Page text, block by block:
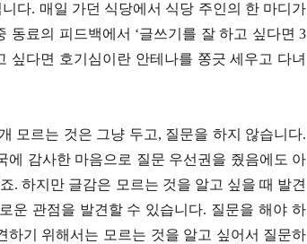
다. 매일 가던 식당에서 식당 주인의 한 마디가
동료의 피드백에서 ‘글쓰기를 잘 하고 싶다면 3
싶다면 호기심이란 안테나를 쫑긋 세우고 다녀
모르는 것은 그냥 두고, 질문을 하지 않습니다.
감사한 마음으로 질문 우선권을 줬음에도 아
. 하지만 글감은 모르는 것을 알고 싶을 때 발견
운 관점을 발견할 수 있습니다. 질문을 해야 하
기 위해서는 모르는 것을 알고 싶어서 질문하